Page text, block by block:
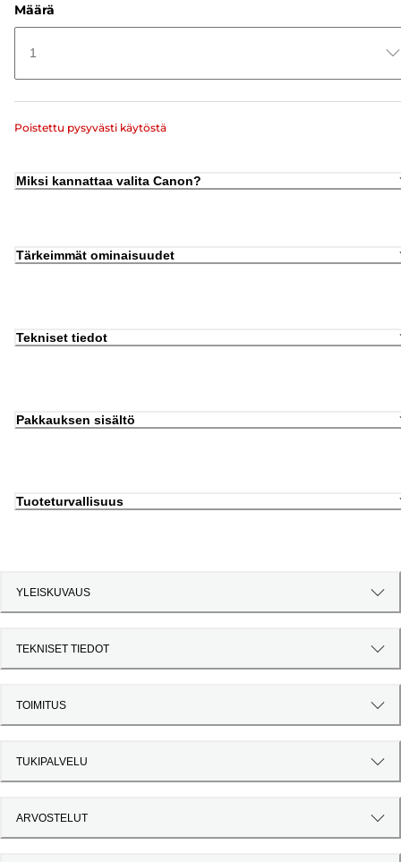
Määrä
1
Poistettu pysyvästi käytöstä
Miksi kannattaa valita Canon?
Tärkeimmät ominaisuudet
Tekniset tiedot
Pakkauksen sisältö
Tuoteturvallisuus
YLEISKUVAUS
TEKNISET TIEDOT
TOIMITUS
TUKIPALVELU
ARVOSTELUT